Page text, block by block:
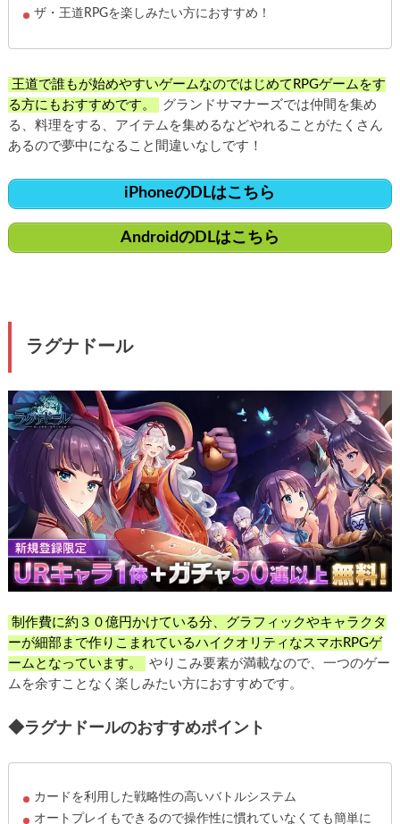
ザ・王道RPGを楽しみたい方におすすめ！
王道で誰もが始めやすいゲームなのではじめてRPGゲームをす
る方にもおすすめです。
グランドサマナーズでは仲間を集め
る、料理をする、アイテムを集めるなどやれることがたくさん
あるので夢中になること間違いなしです！
iPhoneのDLはこちら
AndroidのDLはこちら
ラグナドール
制作費に約３０億円かけている分、グラフィックやキャラクタ
ーが細部まで作りこまれているハイクオリティなスマホRPGゲ
ームとなっています。
やりこみ要素が満載なので、一つのゲー
ムを余すことなく楽しみたい方におすすめです。
◆ラグナドールのおすすめポイント
カードを利用した戦略性の高いバトルシステム
オートプレイもできるので操作性に慣れていなくても簡単に